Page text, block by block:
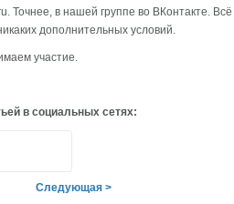
Точнее, в нашей группе во ВКонтакте. Всё
дополнительных условий.
участие.
в социальных сетях:
Следующая >